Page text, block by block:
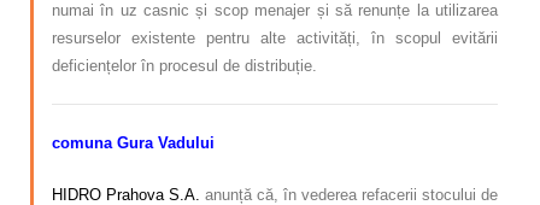
numai în uz casnic și scop menajer și să renunțe la utilizarea
resurselor existente pentru alte activități, în scopul evitării
deficiențelor în procesul de distribuție.
comuna Gura Vadului
HIDRO Prahova S.A. anunță că, în vederea refacerii stocului de